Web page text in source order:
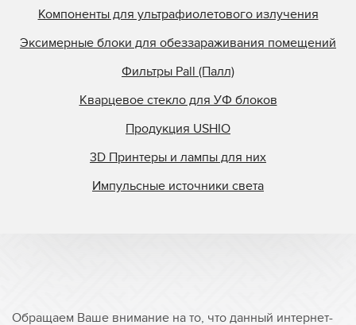
Компоненты для ультрафиолетового излучения
Эксимерные блоки для обеззараживания помещений
Фильтры Pall (Палл)
Кварцевое стекло для УФ блоков
Продукция USHIO
3D Принтеры и лампы для них
Импульсные источники света
Обращаем Ваше внимание на то, что данный интернет-